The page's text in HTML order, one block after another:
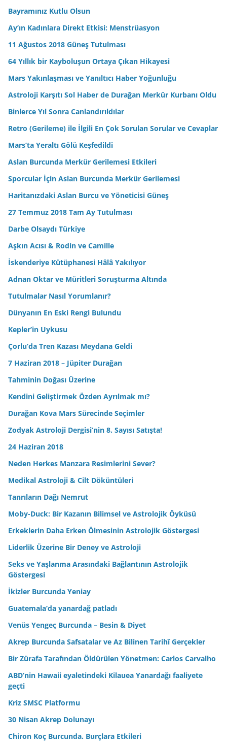
Bayramınız Kutlu Olsun
Ay’ın Kadınlara Direkt Etkisi: Menstrüasyon
11 Ağustos 2018 Güneş Tutulması
64 Yıllık bir Kayboluşun Ortaya Çıkan Hikayesi
Mars Yakınlaşması ve Yanıltıcı Haber Yoğunluğu
Astroloji Karşıtı Sol Haber de Durağan Merkür Kurbanı Oldu
Binlerce Yıl Sonra Canlandırıldılar
Retro (Gerileme) ile İlgili En Çok Sorulan Sorular ve Cevaplar
Mars’ta Yeraltı Gölü Keşfedildi
Aslan Burcunda Merkür Gerilemesi Etkileri
Sporcular İçin Aslan Burcunda Merkür Gerilemesi
Haritanızdaki Aslan Burcu ve Yöneticisi Güneş
27 Temmuz 2018 Tam Ay Tutulması
Darbe Olsaydı Türkiye
Aşkın Acısı & Rodin ve Camille
İskenderiye Kütüphanesi Hâlâ Yakılıyor
Adnan Oktar ve Müritleri Soruşturma Altında
Tutulmalar Nasıl Yorumlanır?
Dünyanın En Eski Rengi Bulundu
Kepler’in Uykusu
Çorlu’da Tren Kazası Meydana Geldi
7 Haziran 2018 – Jüpiter Durağan
Tahminin Doğası Üzerine
Kendini Geliştirmek Özden Ayrılmak mı?
Durağan Kova Mars Sürecinde Seçimler
Zodyak Astroloji Dergisi’nin 8. Sayısı Satışta!
24 Haziran 2018
Neden Herkes Manzara Resimlerini Sever?
Medikal Astroloji & Cilt Döküntüleri
Tanrıların Dağı Nemrut
Moby-Duck: Bir Kazanın Bilimsel ve Astrolojik Öyküsü
Erkeklerin Daha Erken Ölmesinin Astrolojik Göstergesi
Liderlik Üzerine Bir Deney ve Astroloji
Seks ve Yaşlanma Arasındaki Bağlantının Astrolojik
Göstergesi
İkizler Burcunda Yeniay
Guatemala’da yanardağ patladı
Venüs Yengeç Burcunda – Besin & Diyet
Akrep Burcunda Safsatalar ve Az Bilinen Tarihî Gerçekler
Bir Zürafa Tarafından Öldürülen Yönetmen: Carlos Carvalho
ABD’nin Hawaii eyaletindeki Kilauea Yanardağı faaliyete
geçti
Kriz SMSC Platformu
30 Nisan Akrep Dolunayı
Chiron Koç Burcunda. Burçlara Etkileri